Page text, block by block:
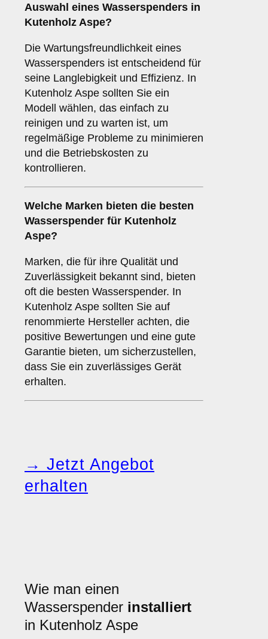
Auswahl eines Wasserspenders in
Kutenholz Aspe?
Die Wartungsfreundlichkeit eines
Wasserspenders ist entscheidend für
seine Langlebigkeit und Effizienz. In
Kutenholz Aspe sollten Sie ein
Modell wählen, das einfach zu
reinigen und zu warten ist, um
regelmäßige Probleme zu minimieren
und die Betriebskosten zu
kontrollieren.
Welche Marken bieten die besten
Wasserspender für Kutenholz
Aspe?
Marken, die für ihre Qualität und
Zuverlässigkeit bekannt sind, bieten
oft die besten Wasserspender. In
Kutenholz Aspe sollten Sie auf
renommierte Hersteller achten, die
positive Bewertungen und eine gute
Garantie bieten, um sicherzustellen,
dass Sie ein zuverlässiges Gerät
erhalten.
→ Jetzt Angebot
erhalten
Wie man einen
Wasserspender installiert
in Kutenholz Aspe